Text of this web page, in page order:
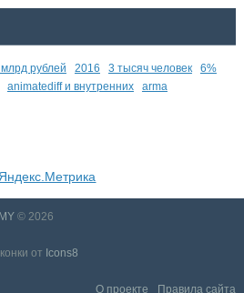
рублей 2016 3 тысяч человек
6%
animatediff и внутренних arma
© 2026
от Icons8
О проекте Правила сайта